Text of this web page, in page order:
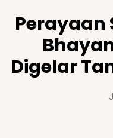
Perayaan
Digelar